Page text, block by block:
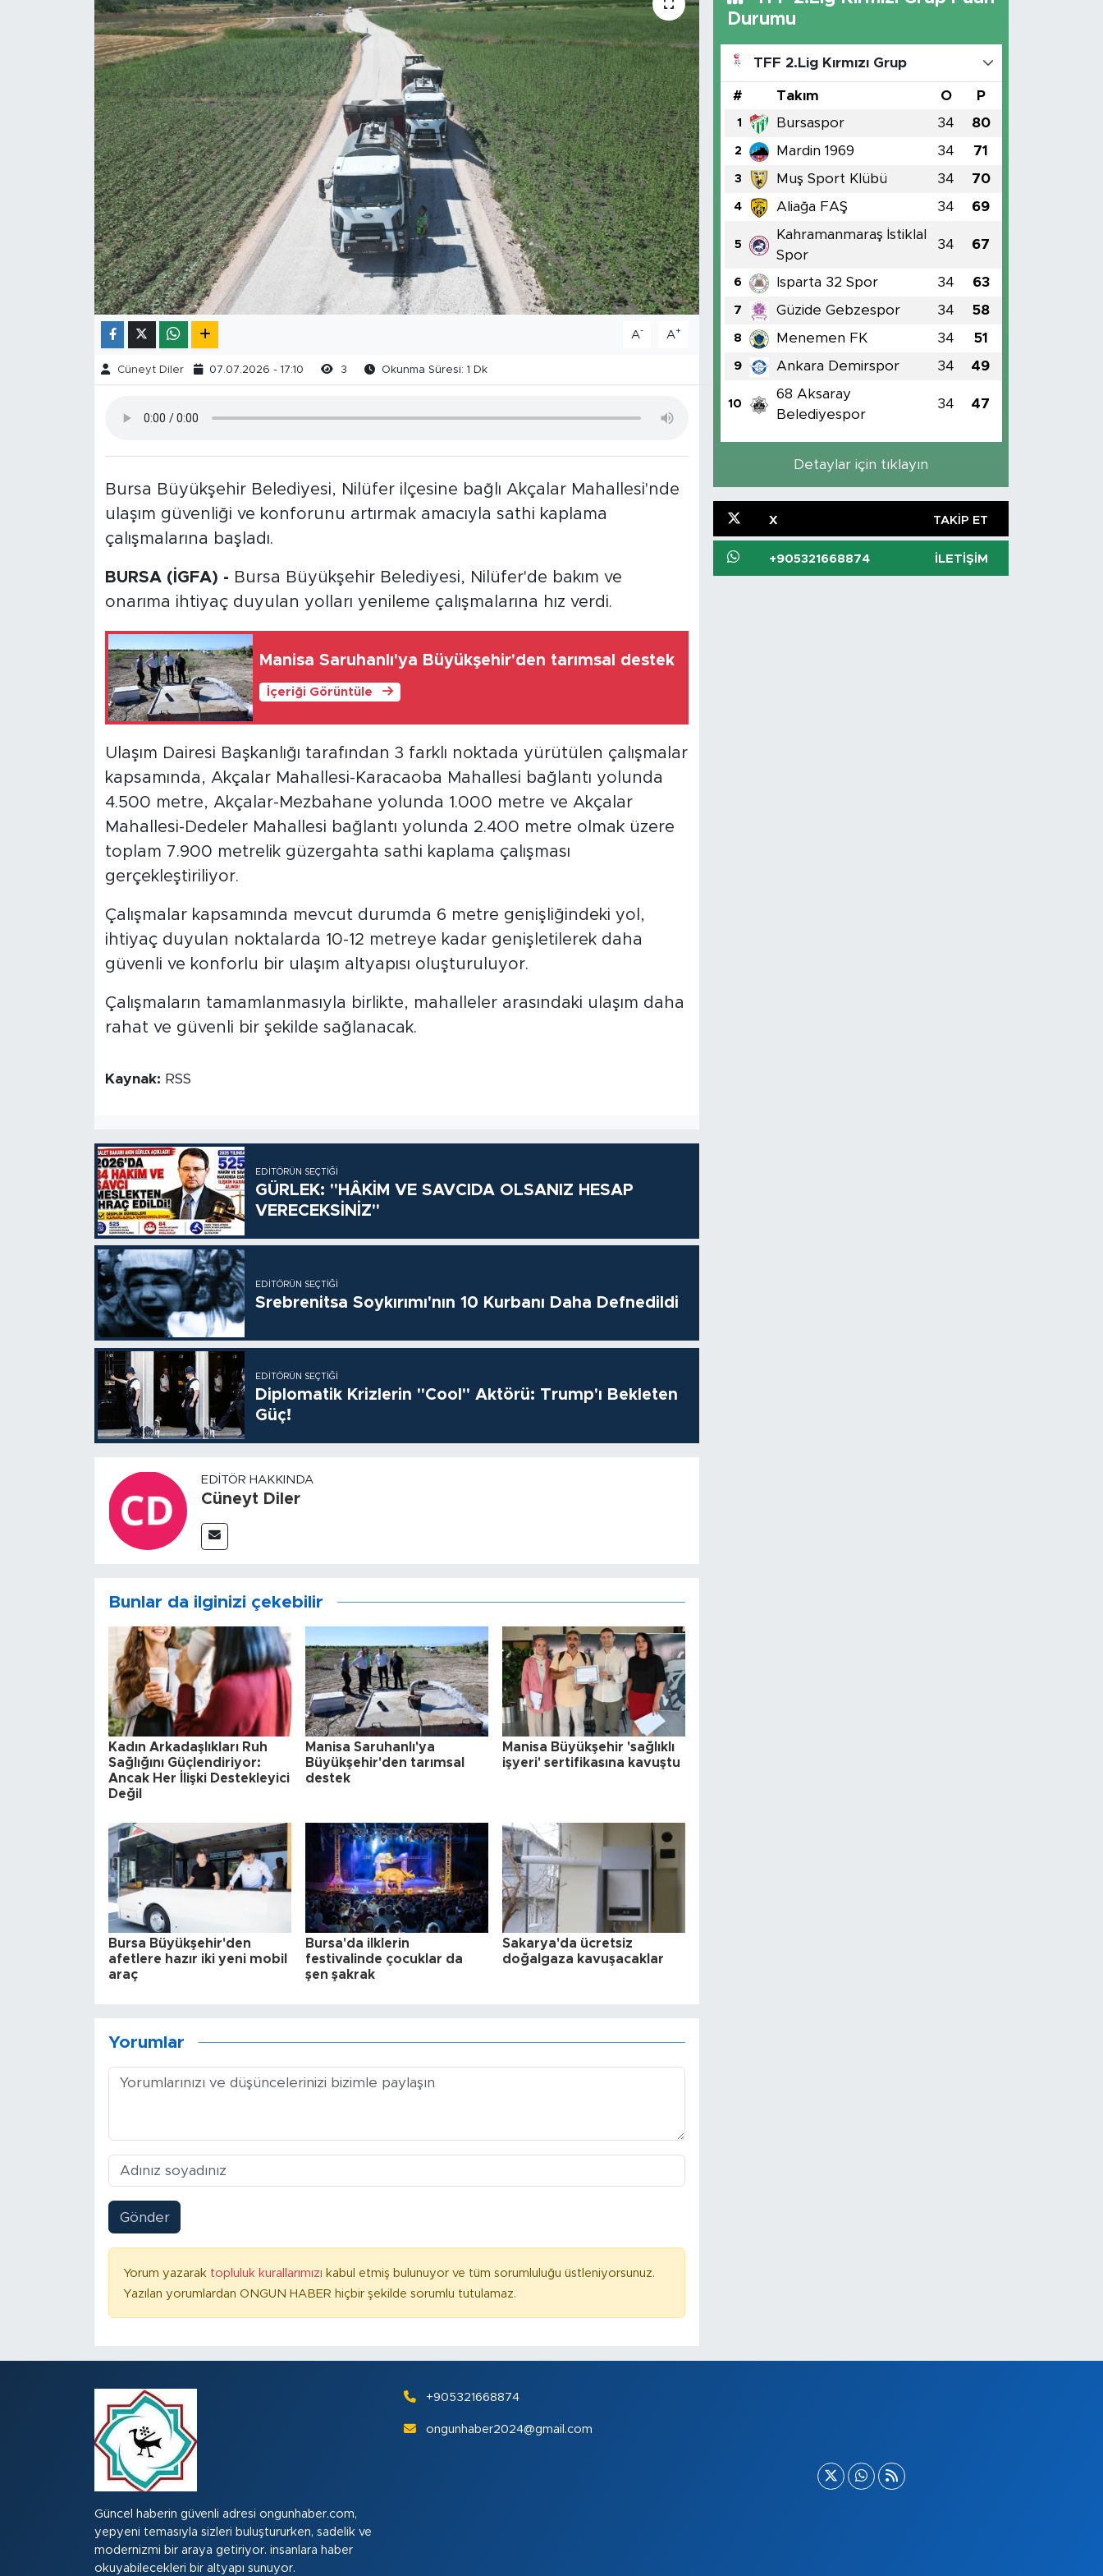
A- A+
Cüneyt Diler 07.07.2026 - 17:10 3 Okunma Süresi: 1 Dk
Bursa Büyükşehir Belediyesi, Nilüfer ilçesine bağlı Akçalar Mahallesi'nde
ulaşım güvenliği ve konforunu artırmak amacıyla sathi kaplama
çalışmalarına başladı.
BURSA (İGFA) - Bursa Büyükşehir Belediyesi, Nilüfer'de bakım ve
onarıma ihtiyaç duyulan yolları yenileme çalışmalarına hız verdi.
Manisa Saruhanlı'ya Büyükşehir'den tarımsal destek
İçeriği Görüntüle
Ulaşım Dairesi Başkanlığı tarafından 3 farklı noktada yürütülen çalışmalar
kapsamında, Akçalar Mahallesi-Karacaoba Mahallesi bağlantı yolunda
4.500 metre, Akçalar-Mezbahane yolunda 1.000 metre ve Akçalar
Mahallesi-Dedeler Mahallesi bağlantı yolunda 2.400 metre olmak üzere
toplam 7.900 metrelik güzergahta sathi kaplama çalışması
gerçekleştiriliyor.
Çalışmalar kapsamında mevcut durumda 6 metre genişliğindeki yol,
ihtiyaç duyulan noktalarda 10-12 metreye kadar genişletilerek daha
güvenli ve konforlu bir ulaşım altyapısı oluşturuluyor.
Çalışmaların tamamlanmasıyla birlikte, mahalleler arasındaki ulaşım daha
rahat ve güvenli bir şekilde sağlanacak.
Kaynak: RSS
EDITÖRÜN SEÇTIĞI
GÜRLEK: "HÂKİM VE SAVCIDA OLSANIZ HESAP
VERECEKSİNİZ"
EDITÖRÜN SEÇTIĞI
Srebrenitsa Soykırımı'nın 10 Kurbanı Daha Defnedildi
EDITÖRÜN SEÇTIĞI
Diplomatik Krizlerin "Cool" Aktörü: Trump'ı Bekleten
Güç!
EDITÖR HAKKINDA
Cüneyt Diler
Bunlar da ilginizi çekebilir
Kadın Arkadaşlıkları Ruh
Sağlığını Güçlendiriyor:
Ancak Her İlişki Destekleyici
Değil
Manisa Saruhanlı'ya
Büyükşehir'den tarımsal
destek
Manisa Büyükşehir 'sağlıklı
işyeri' sertifikasına kavuştu
Bursa Büyükşehir'den
afetlere hazır iki yeni mobil
araç
Bursa'da ilklerin
festivalinde çocuklar da
şen şakrak
Sakarya'da ücretsiz
doğalgaza kavuşacaklar
Yorumlar
Gönder
Yorum yazarak topluluk kurallarımızı kabul etmiş bulunuyor ve tüm sorumluluğu üstleniyorsunuz.
Yazılan yorumlardan ONGUN HABER hiçbir şekilde sorumlu tutulamaz.
Durumu
TFF 2.Lig Kırmızı Grup
# Takım O P
1 Bursaspor 34 80
2 Mardin 1969 34 71
3 Muş Sport Klübü 34 70
4 Aliağa FAŞ 34 69
5
Kahramanmaraş İstiklal
Spor
34 67
6 Isparta 32 Spor 34 63
7 Güzide Gebzespor 34 58
8 Menemen FK 34 51
9 Ankara Demirspor 34 49
10
68 Aksaray
Belediyespor
34 47
Detaylar için tıklayın
X TAKIP ET
+905321668874 İLETIŞIM
Güncel haberin güvenli adresi ongunhaber.com,
yepyeni temasıyla sizleri buluştururken, sadelik ve
modernizmi bir araya getiriyor. insanlara haber
okuyabilecekleri bir altyapı sunuyor.
+905321668874
ongunhaber2024@gmail.com